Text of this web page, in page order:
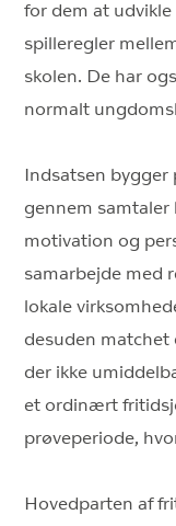
for dem at
spilleregler
skolen. De har
normalt
Indsatsen
gennem samtaler
motivation og
samarbejde med
lokale
desuden matchet
der ikke
et ordinært
prøveperiode,
Hovedparten af